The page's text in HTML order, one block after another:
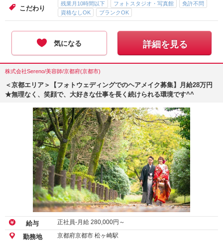
こだわり
残業月10時間以下 フォトスタジオ・写真館
免許不問
資格なしOK
ブランクOK
気になる 詳細を見る
株式会社Sereno/美容師/京都府(京都市)
＜京都エリア＞【フォトウェディングでのヘアメイク募集】月給28万円
★無理なく、笑顔で、大好きな仕事を長く続けられる環境です^^
給与 正社員-月給 280,000円～
勤務地 京都府京都市 松ヶ崎駅